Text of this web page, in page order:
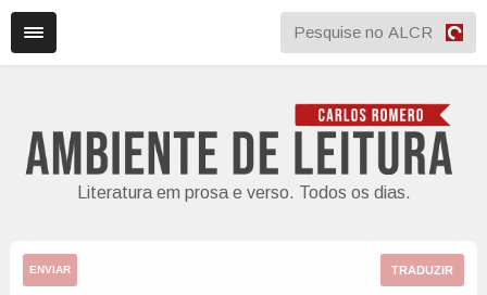
Literatura em prosa e verso. Todos os dias.
ENVIAR TRADUZIR